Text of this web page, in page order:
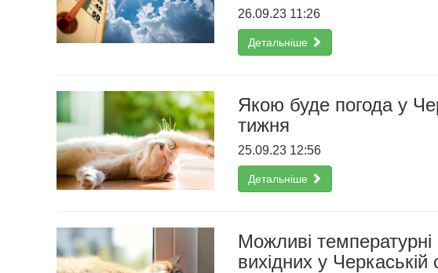
26.09.23 11:26
Детальніше
Якою буде погода у
тижня
25.09.23 12:56
Детальніше
Можливі
вихідних у Черкаській